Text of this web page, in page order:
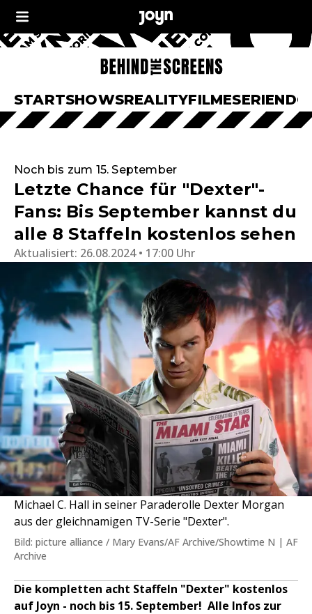
STARTSHOWSREALITYFILMESERIEN
Noch bis zum 15. September
Letzte Chance für "Dexter"-
Fans: Bis September kannst du
alle 8 Staffeln kostenlos sehen
Aktualisiert: 26.08.2024 • 17:00 Uhr
Michael C. Hall in seiner Paraderolle Dexter Morgan
aus der gleichnamigen TV-Serie "Dexter".
Bild: picture alliance / Mary Evans/AF Archive/Showtime N | AF
Archive
Die kompletten acht Staffeln "Dexter" kostenlos
auf Joyn - noch bis 15. September! Alle Infos zur